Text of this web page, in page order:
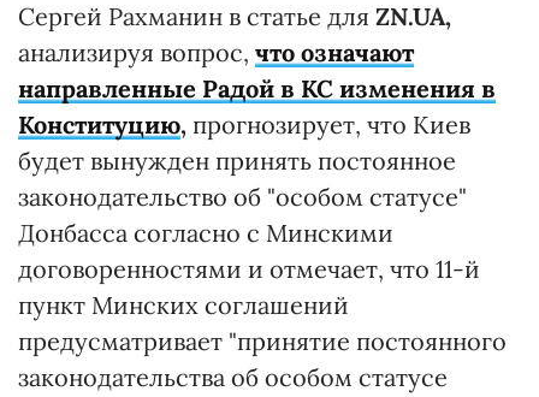
Сергей Рахманин в статье для ZN.UA,
анализируя вопрос, что означают
направленные Радой в КС изменения в
Конституцию, прогнозирует, что Киев
будет вынужден принять постоянное
законодательство об "особом статусе"
Донбасса согласно с Минскими
договоренностями и отмечает, что 11-й
пункт Минских соглашений
предусматривает "принятие постоянного
законодательства об особом статусе